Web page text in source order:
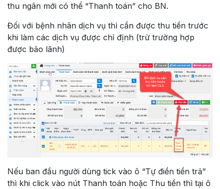
thu ngân mới có thể “Thanh toán” cho BN.
Đối với bệnh nhân dịch vụ thì cần được thu tiền trước
khi làm các dịch vụ được chỉ định (trừ trường hợp
được bảo lãnh)
Nếu ban đầu người dùng tick vào ô “Tự điền tiền trả”
thì khi click vào nút Thanh toán hoặc Thu tiền thì tại ô